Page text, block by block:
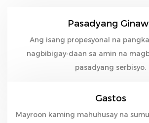
Pasadyang
Ang isang propesyonal na
nagbibigay-daan sa amin na
pasadyang serbisyo.
Gastos
Mayroon kaming mahuhusay na